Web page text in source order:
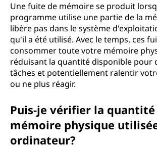
Une fuite de mémoire se produit
programme utilise une partie de la
libère pas dans le système
qu'il a été utilisé. Avec le temps, ces
consommer toute votre mémoire
réduisant la quantité disponible pour
tâches et potentiellement ralentir
ou ne plus réagir.
Puis-je vérifier la quantité
mémoire physique
ordinateur?